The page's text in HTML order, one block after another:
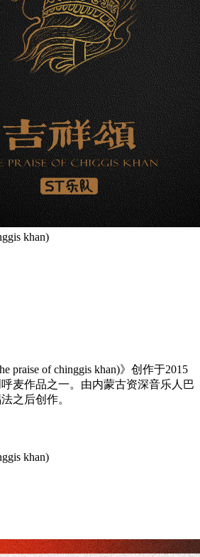
khan)
praise of chinggis khan)》创作于2015
麦作品之一。由内蒙古资深音乐人巴
之后创作。
khan)